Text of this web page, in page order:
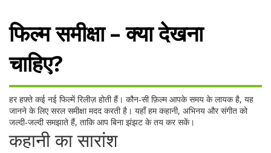
फिल्म समीक्षा – क्या देखना
चाहिए?
हर हफ़्ते कई नई फिल्में रिलीज़ होती हैं। कौन‑सी फ़िल्म आपके समय के लायक है, यह
जानने के लिए सरल समीक्षा मदद करती है। यहाँ हम कहानी, अभिनय और संगीत को
जल्दी‑जल्दी समझाते हैं, ताकि आप बिना झंझट के तय कर सकें।
कहानी का सारांश